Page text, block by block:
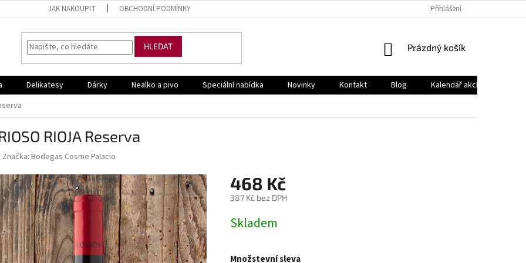
JAK NAKOUPIT OBCHODNÍ PODMÍNKY Přihlášení
HLEDAT
NÁKUPNÍ
Prázdný košík
Delikatesy Dárky Nealko a pivo Speciální nabídka Novinky Kontakt Blog Kalendář akcí
RIOJA Reserva
Značka: Bodegas Cosme Palacio
468 Kč
387 Kč bez DPH
cena:
Skladem
Množstevní sleva